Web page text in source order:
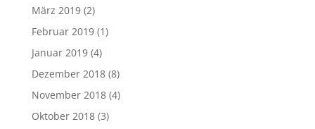
März 2019(2)
Februar 2019(1)
Januar 2019(4)
Dezember 2018(8)
November 2018(4)
Oktober 2018(3)